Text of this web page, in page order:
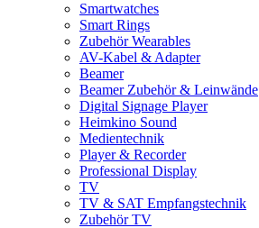
Smartwatches
Smart Rings
Zubehör Wearables
AV-Kabel & Adapter
Beamer
Beamer Zubehör & Leinwände
Digital Signage Player
Heimkino Sound
Medientechnik
Player & Recorder
Professional Display
TV
TV & SAT Empfangstechnik
Zubehör TV